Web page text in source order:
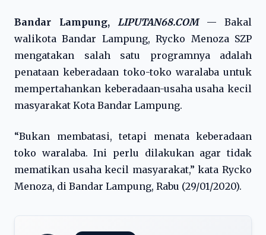
Bandar Lampung, LIPUTAN68.COM— Bakal
walikota Bandar Lampung, Rycko Menoza SZP
mengatakan salah satu programnya adalah
penataan keberadaan toko-toko waralaba untuk
mempertahankan keberadaan-usaha usaha kecil
masyarakat Kota Bandar Lampung.
“Bukan membatasi, tetapi menata keberadaan
toko waralaba. Ini perlu dilakukan agar tidak
mematikan usaha kecil masyarakat,” kata Rycko
Menoza, di Bandar Lampung, Rabu (29/01/2020).